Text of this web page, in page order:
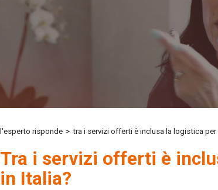
l'esperto risponde > tra i servizi offerti è inclusa la logistica
Tra i servizi offerti è
in Italia?